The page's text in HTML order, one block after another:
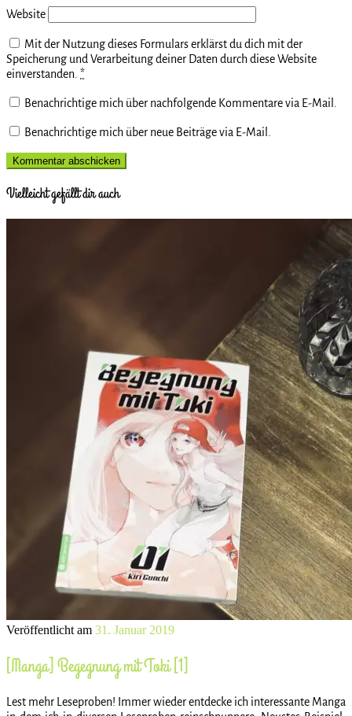
Website
Mit der Nutzung dieses Formulars erklärst du dich mit der
Speicherung und Verarbeitung deiner Daten durch diese Website
einverstanden. *
Benachrichtige mich über nachfolgende Kommentare via E-Mail.
Benachrichtige mich über neue Beiträge via E-Mail.
Vielleicht gefällt dir auch
Veröffentlicht am 31. Januar 2019
[Manga] Begegnung mit Toki [1]
Lest mehr Leseproben! Immer wieder entdecke ich interessante Manga